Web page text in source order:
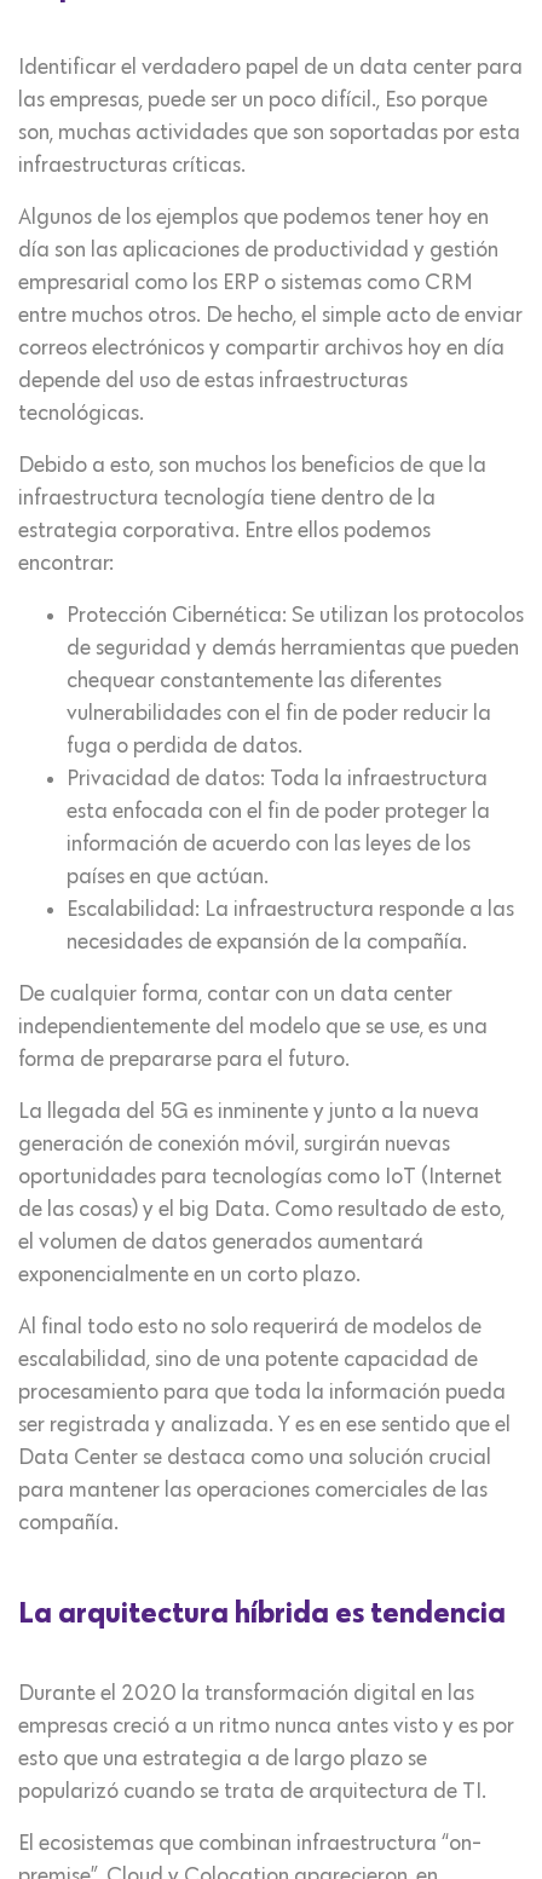
Identificar el verdadero papel de un data center para
las empresas, puede ser un poco difícil., Eso porque
son, muchas actividades que son soportadas por esta
infraestructuras críticas.
Algunos de los ejemplos que podemos tener hoy en
día son las aplicaciones de productividad y gestión
empresarial como los ERP o sistemas como CRM
entre muchos otros. De hecho, el simple acto de enviar
correos electrónicos y compartir archivos hoy en día
depende del uso de estas infraestructuras
tecnológicas.
Debido a esto, son muchos los beneficios de que la
infraestructura tecnología tiene dentro de la
estrategia corporativa. Entre ellos podemos
encontrar:
Protección Cibernética: Se utilizan los protocolos
de seguridad y demás herramientas que pueden
chequear constantemente las diferentes
vulnerabilidades con el fin de poder reducir la
fuga o perdida de datos.
Privacidad de datos: Toda la infraestructura
esta enfocada con el fin de poder proteger la
información de acuerdo con las leyes de los
países en que actúan.
Escalabilidad: La infraestructura responde a las
necesidades de expansión de la compañía.
De cualquier forma, contar con un data center
independientemente del modelo que se use, es una
forma de prepararse para el futuro.
La llegada del 5G es inminente y junto a la nueva
generación de conexión móvil, surgirán nuevas
oportunidades para tecnologías como IoT (Internet
de las cosas) y el big Data. Como resultado de esto,
el volumen de datos generados aumentará
exponencialmente en un corto plazo.
Al final todo esto no solo requerirá de modelos de
escalabilidad, sino de una potente capacidad de
procesamiento para que toda la información pueda
ser registrada y analizada. Y es en ese sentido que el
Data Center se destaca como una solución crucial
para mantener las operaciones comerciales de las
compañía.
La arquitectura híbrida es tendencia
Durante el 2020 la transformación digital en las
empresas creció a un ritmo nunca antes visto y es por
esto que una estrategia a de largo plazo se
popularizó cuando se trata de arquitectura de TI.
El ecosistemas que combinan infraestructura “on-